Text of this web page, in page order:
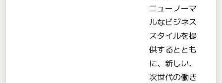
ニューノーマ
ルなビジネス
スタイルを提
供するととも
に、新しい、
次世代の働き